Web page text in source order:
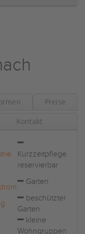
Preise
Kontakt
Kurzzeitpflege
reservierbar
Garten
beschützter
Garten
kleine
Wohngruppen